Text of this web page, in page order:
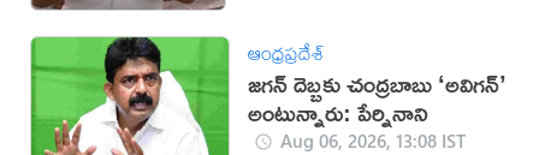
ఆంధ్రప్రదేశ్
జగన్ దెబ్బకు చంద్రబాబు ‘అవిగన్’
అంటున్నారు: పేర్నినాని
Aug 06, 2026, 13:08 IST